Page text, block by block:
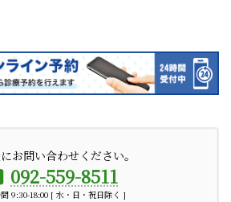
お問い合わせください。
092-559-8511
9:30-18:00 [ 水・日・祝日除く ]